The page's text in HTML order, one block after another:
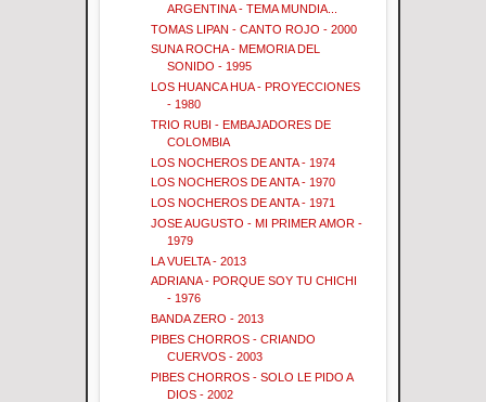
ARGENTINA - TEMA MUNDIA...
TOMAS LIPAN - CANTO ROJO - 2000
SUNA ROCHA - MEMORIA DEL
SONIDO - 1995
LOS HUANCA HUA - PROYECCIONES
- 1980
TRIO RUBI - EMBAJADORES DE
COLOMBIA
LOS NOCHEROS DE ANTA - 1974
LOS NOCHEROS DE ANTA - 1970
LOS NOCHEROS DE ANTA - 1971
JOSE AUGUSTO - MI PRIMER AMOR -
1979
LA VUELTA - 2013
ADRIANA - PORQUE SOY TU CHICHI
- 1976
BANDA ZERO - 2013
PIBES CHORROS - CRIANDO
CUERVOS - 2003
PIBES CHORROS - SOLO LE PIDO A
DIOS - 2002